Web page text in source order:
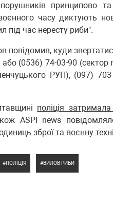
принципово
часу диктують
під час нересту риби".
повідомив, куди
або (0536) 74-03-90
РУП), (097)
поліція
ASPI news
зброї та воєнну
ПОЛІЦІЯ ВИЛОВ РИБИ